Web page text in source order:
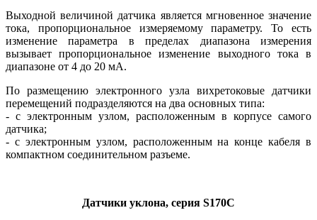
Выходной величиной датчика является мгновенное значение
тока, пропорциональное измеряемому параметру. То есть
изменение параметра в пределах диапазона измерения
вызывает пропорциональное изменение выходного тока в
диапазоне от 4 до 20 мА.
По размещению электронного узла вихретоковые датчики
перемещений подразделяются на два основных типа:
- с электронным узлом, расположенным в корпусе самого
датчика;
- с электронным узлом, расположенным на конце кабеля в
компактном соединительном разъеме.
Датчики уклона, серия S170C